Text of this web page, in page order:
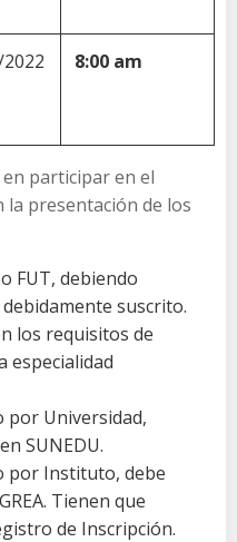
8:00 am
participar en el
presentación de los
FUT, debiendo
suscrito.
los requisitos de
especialidad
por Universidad,
SUNEDU.
por Instituto, debe
Tienen que
de Inscripción.